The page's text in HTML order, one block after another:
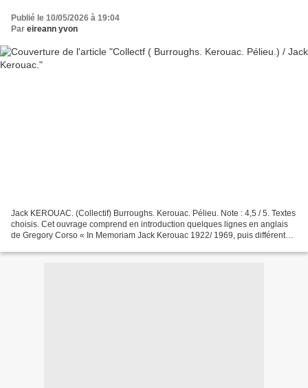
Publié le 10/05/2026 à 19:04
Par eireann yvon
Jack KEROUAC. (Collectif) Burroughs. Kerouac. Pélieu. Note : 4,5 / 5. Textes
choisis. Cet ouvrage comprend en introduction quelques lignes en anglais
de Gregory Corso « In Memoriam Jack Kerouac 1922/ 1969, puis différents